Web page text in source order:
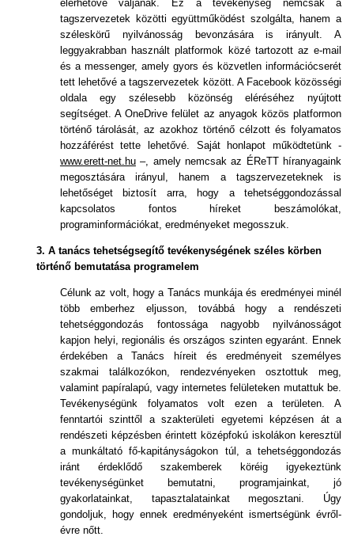
elérhetővé váljanak. Ez a tevékenység nemcsak a
tagszervezetek közötti együttműködést szolgálta, hanem a
széleskörű nyilvánosság bevonzására is irányult. A
leggyakrabban használt platformok közé tartozott az e-mail
és a messenger, amely gyors és közvetlen információcserét
tett lehetővé a tagszervezetek között. A Facebook közösségi
oldala egy szélesebb közönség eléréséhez nyújtott
segítséget. A OneDrive felület az anyagok közös platformon
történő tárolását, az azokhoz történő célzott és folyamatos
hozzáférést tette lehetővé. Saját honlapot működtetünk -
www.erett-net.hu–, amely nemcsak az ÉReTT híranyagaink
megosztására irányul, hanem a tagszervezeteknek is
lehetőséget biztosít arra, hogy a tehetséggondozással
kapcsolatos fontos híreket beszámolókat,
programinformációkat, eredményeket megosszuk.
3. A tanács tehetségsegítő tevékenységének széles körben
történő bemutatása programelem
Célunk az volt, hogy a Tanács munkája és eredményei minél
több emberhez eljusson, továbbá hogy a rendészeti
tehetséggondozás fontossága nagyobb nyilvánosságot
kapjon helyi, regionális és országos szinten egyaránt. Ennek
érdekében a Tanács híreit és eredményeit személyes
szakmai találkozókon, rendezvényeken osztottuk meg,
valamint papíralapú, vagy internetes felületeken mutattuk be.
Tevékenységünk folyamatos volt ezen a területen. A
fenntartói szinttől a szakterületi egyetemi képzésen át a
rendészeti képzésben érintett középfokú iskolákon keresztül
a munkáltató fő-kapitányságokon túl, a tehetséggondozás
iránt érdeklődő szakemberek köréig igyekeztünk
tevékenységünket bemutatni, programjainkat, jó
gyakorlatainkat, tapasztalatainkat megosztani. Úgy
gondoljuk, hogy ennek eredményeként ismertségünk évről-
évre nőtt.